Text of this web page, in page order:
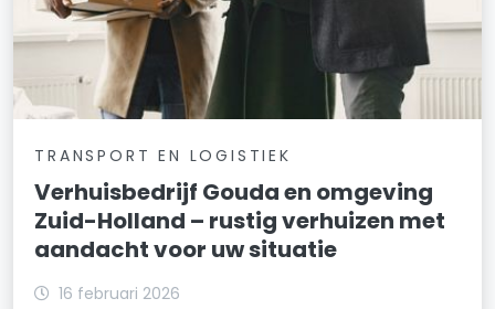
TRANSPORT EN LOGISTIEK
Verhuisbedrijf Gouda en omgeving
Zuid-Holland – rustig verhuizen met
aandacht voor uw situatie
16 februari 2026